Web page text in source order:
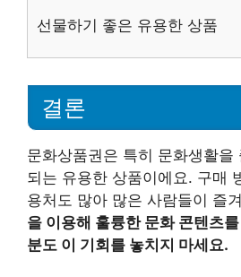
선물하기 좋은 유용한 상품
결론
문화상품권은 특히 문화생활을
되는 유용한 상품이에요. 구매
용처도 많아 많은 사람들이 즐
을 이용해 훌륭한 문화 콘텐츠
분도 이 기회를 놓치지 마세요.